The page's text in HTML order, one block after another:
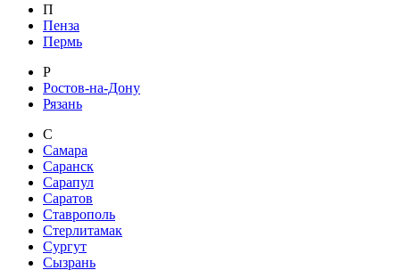
П
Пенза
Пермь
Р
Ростов-на-Дону
Рязань
С
Самара
Саранск
Сарапул
Саратов
Ставрополь
Стерлитамак
Сургут
Сызрань